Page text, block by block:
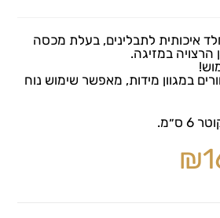
איכותית לתבלינים, בעלת מכסה
הרצויה במזיגה.
במגוון מידות, מאפשר שימוש נוח
₪